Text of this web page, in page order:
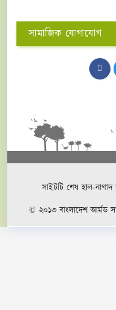
সামাজিক যোগাযোগ
সাইটটি শেষ হাল-
© ২০১৩ বাংলাদেশ আর্মড